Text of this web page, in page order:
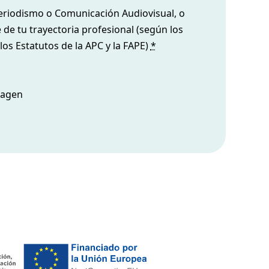
o Comunicación Audiovisual, o
tu trayectoria profesional (según los
Estatutos de la APC y la FAPE)*